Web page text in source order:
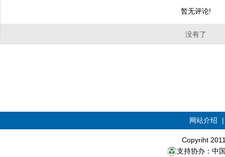
暂无评论!
没有了
网站介绍
Copyriht
支持协办：中